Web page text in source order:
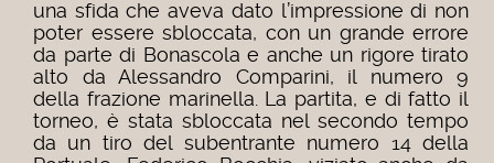
una sfida che aveva dato l’impressione di non
poter essere sbloccata, con un grande errore
da parte di Bonascola e anche un rigore tirato
alto da Alessandro Comparini, il numero 9
della frazione marinella. La partita, e di fatto il
torneo, è stata sbloccata nel secondo tempo
da un tiro del subentrante numero 14 della